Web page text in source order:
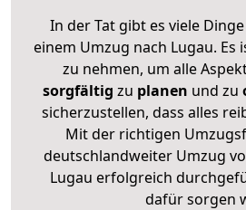
In der Tat gibt es viele
einem Umzug nach Lugau. Es
zu nehmen, um alle
sorgfältig zu planen und zu
sicherzustellen, dass alles
Mit der richtigen
deutschlandweiter Umzug
Lugau erfolgreich
dafür sorgen